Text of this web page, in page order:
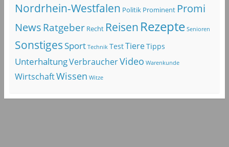
Nordrhein-Westfalen Politik Prominent Promi
NewsRatgeber Recht Reisen Rezepte Senioren
SonstigesSport Technik TestTiereTipps
UnterhaltungVerbraucherVideo Warenkunde
WirtschaftWissen Witze